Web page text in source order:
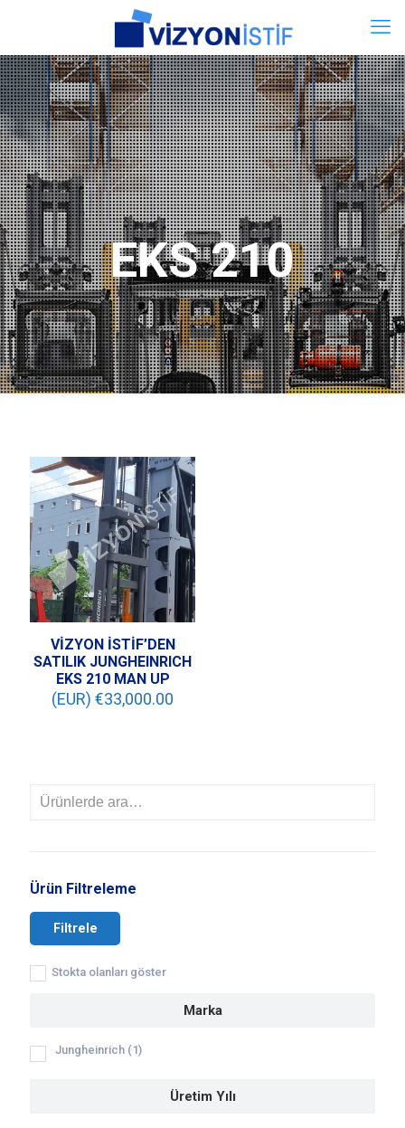
EKS 210
VİZYON İSTİF’DEN
SATILIK JUNGHEINRICH
EKS 210 MAN UP
(EUR) €33,000.00
Ürün Filtreleme
Filtrele
Stokta olanları göster
Marka
Jungheinrich (1)
Üretim Yılı